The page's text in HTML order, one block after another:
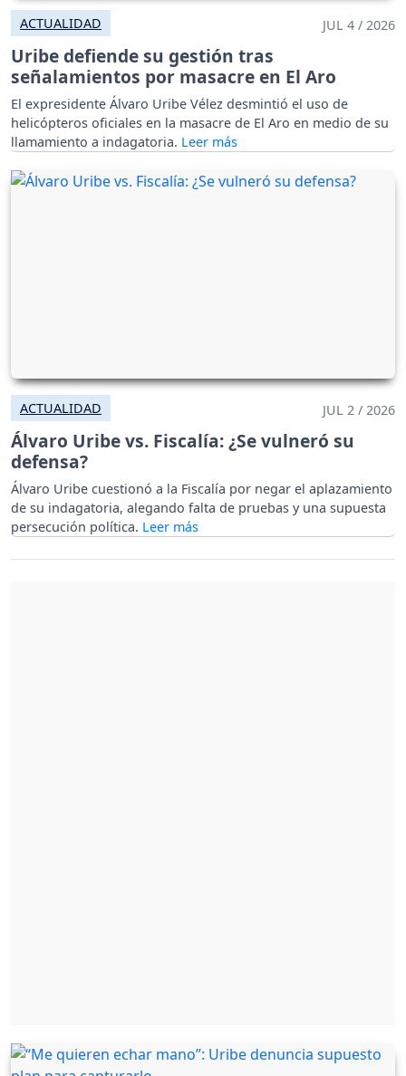
ACTUALIDAD JUL 4 / 2026
Uribe defiende su gestión tras
señalamientos por masacre en El Aro
El expresidente Álvaro Uribe Vélez desmintió el uso de
helicópteros oficiales en la masacre de El Aro en medio de su
llamamiento a indagatoria.
ACTUALIDAD JUL 2 / 2026
Álvaro Uribe vs. Fiscalía: ¿Se vulneró su
defensa?
Álvaro Uribe cuestionó a la Fiscalía por negar el aplazamiento
de su indagatoria, alegando falta de pruebas y una supuesta
persecución política.